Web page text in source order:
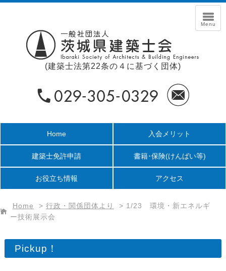
(建築士法第22条の４に基づく団体)
Home 入会メリット
建築士免許申請 書籍･保険(けんばい等)
お役立ち情報 アクセス
Home > 行政・関係団体より > 1/23 環境・新エネルギ
ー技術展示会
Pickup！